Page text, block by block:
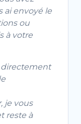
ai envoyé le
ou
à votre
directement
je vous
reste à